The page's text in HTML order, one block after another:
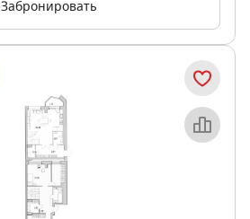
Забронировать
Объект месяца